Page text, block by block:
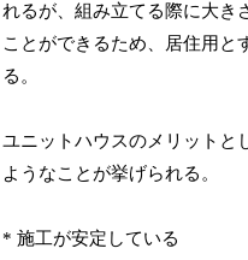
れるが、組み立てる際に大き
ことができるため、居住用と
る。
ユニットハウスのメリットと
ようなことが挙げられる。
* 施工が安定している